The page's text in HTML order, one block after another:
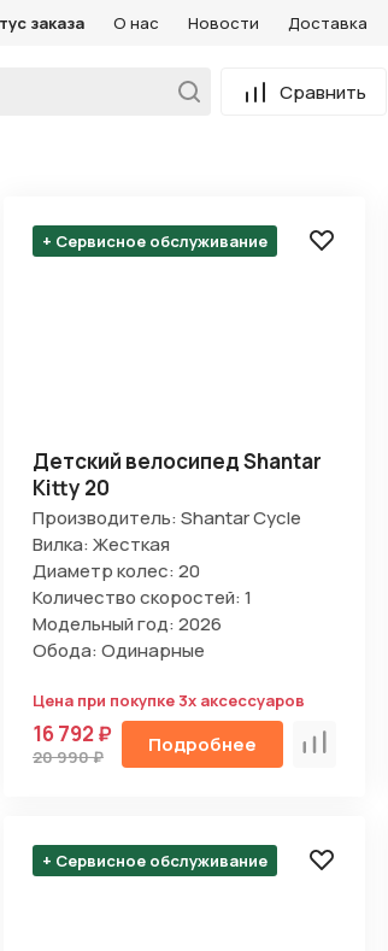
заказа О нас Новости Доставка
Сравнить
+ Сервисное обслуживание
Детский велосипед Shantar
Kitty 20
Производитель: Shantar Cycle
Вилка: Жесткая
Диаметр колес: 20
Количество скоростей: 1
Модельный год: 2026
Обода: Одинарные
Цена при покупке 3х аксессуаров
16 792 ₽
20 990 ₽ Подробнее Сравнить
+ Сервисное обслуживание